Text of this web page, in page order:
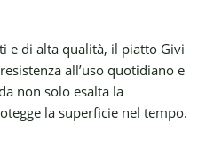
e di alta qualità, il piatto Givi
all’uso quotidiano e
non solo esalta la
la superficie nel tempo.